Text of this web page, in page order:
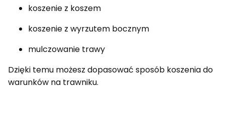
koszenie z koszem
koszenie z wyrzutem bocznym
mulczowanie trawy
Dzięki temu możesz dopasować sposób koszenia do
warunków na trawniku.